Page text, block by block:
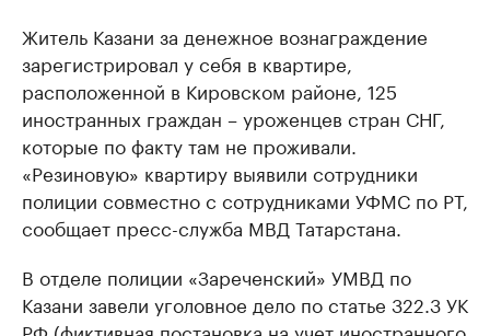
Житель Казани за денежное вознаграждение
зарегистрировал у себя в квартире,
расположенной в Кировском районе, 125
иностранных граждан – уроженцев стран СНГ,
которые по факту там не проживали.
«Резиновую» квартиру выявили сотрудники
полиции совместно с сотрудниками УФМС по РТ,
сообщает пресс-служба МВД Татарстана.
В отделе полиции «Зареченский» УМВД по
Казани завели уголовное дело по статье 322.3 УК